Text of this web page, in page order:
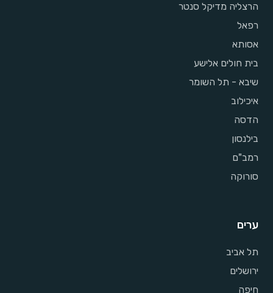
הרצליה מדיקל סנטר
רפאל
אסותא
בית חולים אלישע
שיבא - תל השומר
איכילוב
הדסה
בילנסון
רמב"ם
סורוקה
ערים
תל אביב
ירושלים
חיפה